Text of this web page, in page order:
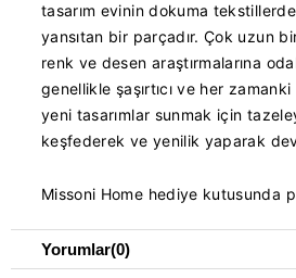
tasarım evinin dokuma
yansıtan bir parçadır.Çok uzun
renk ve desen araştırmalarına
genellikle şaşırtıcı ve her
yeni tasarımlar sunmak için
keşfederek ve yenilik yaparak
Missoni Home hediye kutusunda
Yorumlar(0)